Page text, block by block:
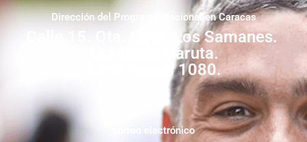
Dirección del Programa Nacional en Caracas
Calle 15. Qta. Livia. Los Samanes.
Municipio Baruta.
Zona Postal 1080.
correo electrónico